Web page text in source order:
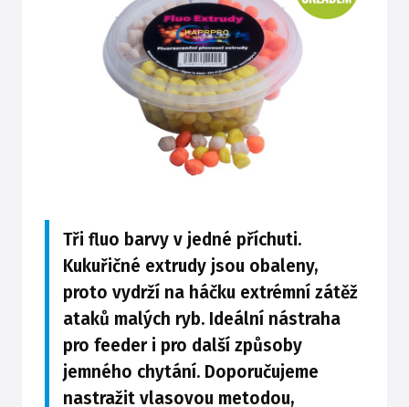
Tři fluo barvy v jedné příchuti.
Kukuřičné extrudy jsou obaleny,
proto vydrží na háčku extrémní zátěž
ataků malých ryb. Ideální nástraha
pro feeder i pro další způsoby
jemného chytání. Doporučujeme
nastražit vlasovou metodou,